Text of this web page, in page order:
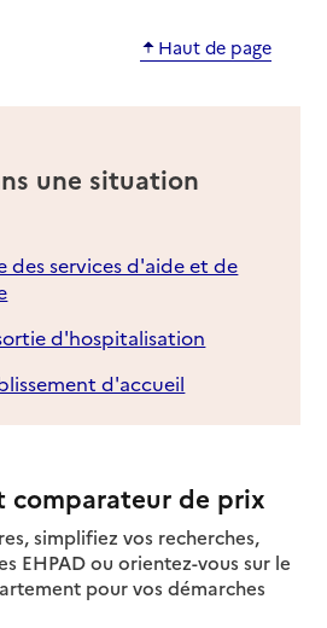
Haut de page
une situation
des services d'aide et de
d'hospitalisation
d'accueil
comparateur de prix
simplifiez vos recherches,
EHPAD ou orientez-vous sur le
pour vos démarches